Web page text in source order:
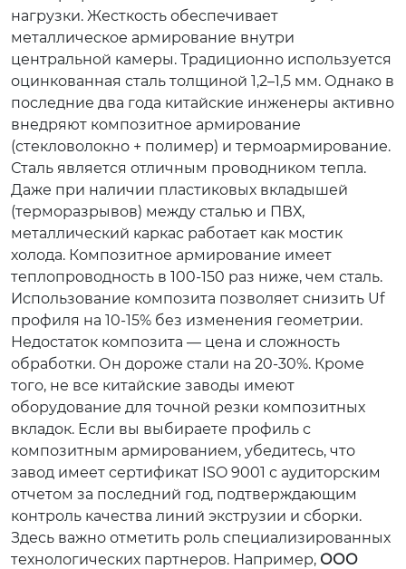
нагрузки. Жесткость обеспечивает
металлическое армирование внутри
центральной камеры. Традиционно используется
оцинкованная сталь толщиной 1,2–1,5 мм. Однако в
последние два года китайские инженеры активно
внедряют композитное армирование
(стекловолокно + полимер) и термоармирование.
Сталь является отличным проводником тепла.
Даже при наличии пластиковых вкладышей
(терморазрывов) между сталью и ПВХ,
металлический каркас работает как мостик
холода. Композитное армирование имеет
теплопроводность в 100-150 раз ниже, чем сталь.
Использование композита позволяет снизить Uf
профиля на 10-15% без изменения геометрии.
Недостаток композита — цена и сложность
обработки. Он дороже стали на 20-30%. Кроме
того, не все китайские заводы имеют
оборудование для точной резки композитных
вкладок. Если вы выбираете профиль с
композитным армированием, убедитесь, что
завод имеет сертификат ISO 9001 с аудиторским
отчетом за последний год, подтверждающим
контроль качества линий экструзии и сборки.
Здесь важно отметить роль специализированных
технологических партнеров. Например, ООО